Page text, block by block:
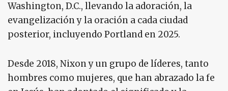
Washington, D.C., llevando la adoración, la
evangelización y la oración a cada ciudad
posterior, incluyendo Portland en 2025.
Desde 2018, Nixon y un grupo de líderes, tanto
hombres como mujeres, que han abrazado la fe